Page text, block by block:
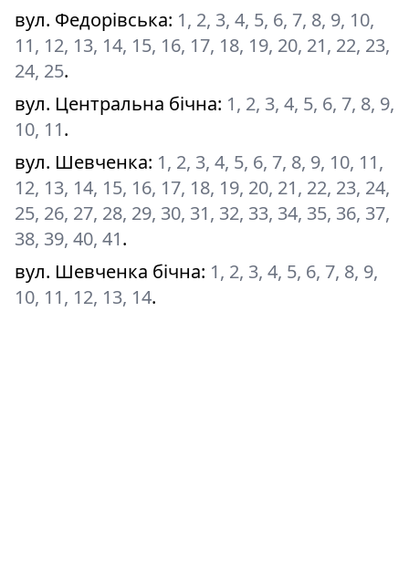
вул. Федорівська: 1, 2, 3, 4, 5, 6, 7, 8, 9, 10,
11, 12, 13, 14, 15, 16, 17, 18, 19, 20, 21, 22, 23,
24, 25.
вул. Центральна бічна: 1, 2, 3, 4, 5, 6, 7, 8, 9,
10, 11.
вул. Шевченка: 1, 2, 3, 4, 5, 6, 7, 8, 9, 10, 11,
12, 13, 14, 15, 16, 17, 18, 19, 20, 21, 22, 23, 24,
25, 26, 27, 28, 29, 30, 31, 32, 33, 34, 35, 36, 37,
38, 39, 40, 41.
вул. Шевченка бічна: 1, 2, 3, 4, 5, 6, 7, 8, 9,
10, 11, 12, 13, 14.